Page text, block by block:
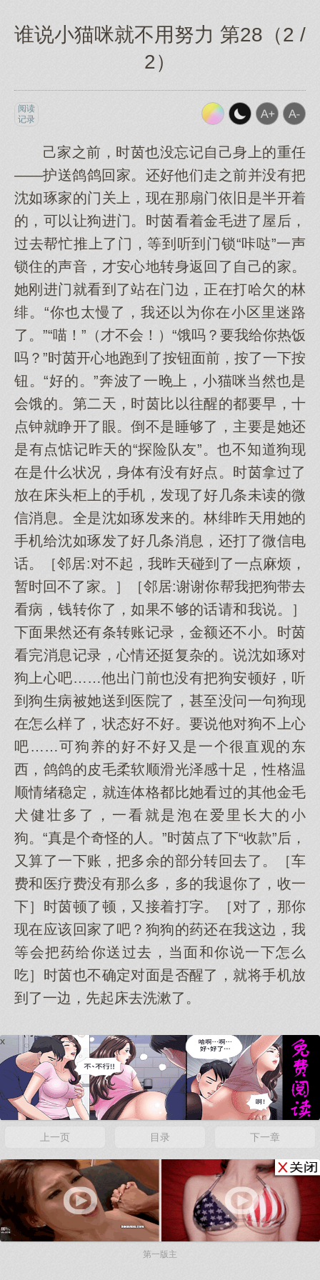
谁说小猫咪就不用努力 第28（2 /
2）
阅读
记录
己家之前，时茵也没忘记自己身上的重任
——护送鸽鸽回家。还好他们走之前并没有把
沈如琢家的门关上，现在那扇门依旧是半开着
的，可以让狗进门。时茵看着金毛进了屋后，
过去帮忙推上了门，等到听到门锁“咔哒”一声
锁住的声音，才安心地转身返回了自己的家。
她刚进门就看到了站在门边，正在打哈欠的林
绯。“你也太慢了，我还以为你在小区里迷路
了。”“喵！”（才不会！）“饿吗？要我给你热饭
吗？”时茵开心地跑到了按钮面前，按了一下按
钮。“好的。”奔波了一晚上，小猫咪当然也是
会饿的。第二天，时茵比以往醒的都要早，十
点钟就睁开了眼。倒不是睡够了，主要是她还
是有点惦记昨天的“探险队友”。也不知道狗现
在是什么状况，身体有没有好点。时茵拿过了
放在床头柜上的手机，发现了好几条未读的微
信消息。全是沈如琢发来的。林绯昨天用她的
手机给沈如琢发了好几条消息，还打了微信电
话。［邻居:对不起，我昨天碰到了一点麻烦，
暂时回不了家。］［邻居:谢谢你帮我把狗带去
看病，钱转你了，如果不够的话请和我说。］
下面果然还有条转账记录，金额还不小。时茵
看完消息记录，心情还挺复杂的。说沈如琢对
狗上心吧……他出门前也没有把狗安顿好，听
到狗生病被她送到医院了，甚至没问一句狗现
在怎么样了，状态好不好。要说他对狗不上心
吧……可狗养的好不好又是一个很直观的东
西，鸽鸽的皮毛柔软顺滑光泽感十足，性格温
顺情绪稳定，就连体格都比她看过的其他金毛
犬健壮多了，一看就是泡在爱里长大的小
狗。“真是个奇怪的人。”时茵点了下“收款”后，
又算了一下账，把多余的部分转回去了。［车
费和医疗费没有那么多，多的我退你了，收一
下］时茵顿了顿，又接着打字。［对了，那你
现在应该回家了吧？狗狗的药还在我这边，我
等会把药给你送过去，当面和你说一下怎么
吃］时茵也不确定对面是否醒了，就将手机放
到了一边，先起床去洗漱了。
x
上一页 目录 下一章
x
第一版主